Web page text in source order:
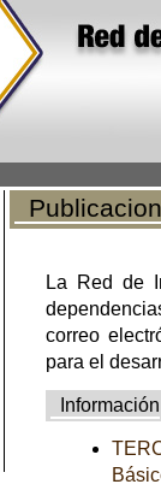
La Red de
correo
para el
Información